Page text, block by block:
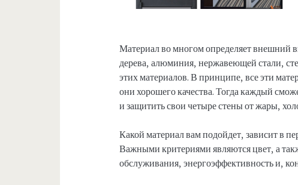
Материал во многом определяет внешний
дерева, алюминия, нержавеющей стали,
этих материалов. В принципе, все эти
они хорошего качества. Тогда каждый
и защитить свои четыре стены от жары,
Какой материал вам подойдет, зависит в
Важными критериями являются цвет, а
обслуживания, энергоэффективность и,